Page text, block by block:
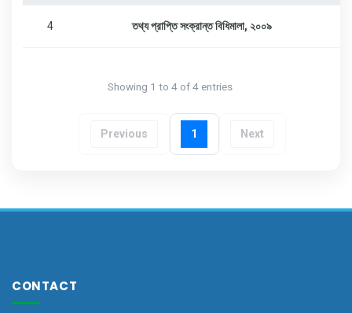
4 তথ্য প্রাপ্তি সংক্রান্ত বিধিমালা, ২০০৯
Showing 1 to 4 of 4 entries
Previous 1 Next
CONTACT